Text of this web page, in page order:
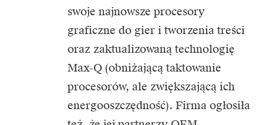
swoje najnowsze procesory
graficzne do gier i tworzenia treści
oraz zaktualizowaną technologię
Max-Q (obniżającą taktowanie
procesorów, ale zwiększającą ich
energooszczędność). Firma ogłosiła